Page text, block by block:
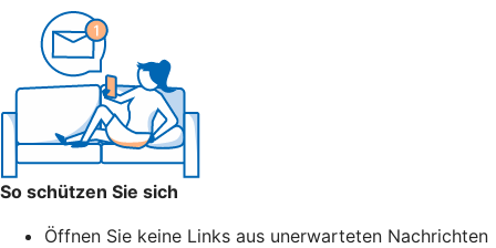
So schützen Sie sich
Öffnen Sie keine Links aus unerwarteten Nachrichten